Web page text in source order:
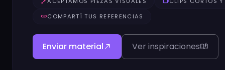
linkCOMPARTÍ TUS REFERENCIAS
Enviar material north_east Ver inspiracionesauto_stories